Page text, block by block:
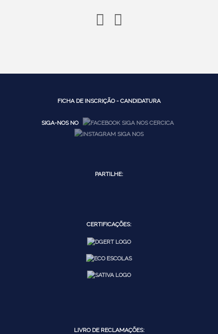
FICHA DE INSCRIÇÃO - CANDIDATURA
SIGA-NOS NO
PARTILHE:
CERTIFICAÇÕES:
LIVRO DE RECLAMAÇÕES: